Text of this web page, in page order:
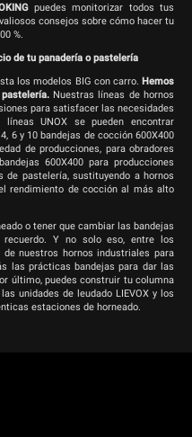
puedes monitorizar todos tus
consejos sobre cómo hacer tu
%.
de tu panadería o pastelería
los modelos BIG con carro. Hemos
Nuestras líneas de hornos
para satisfacer las necesidades
UNOX se pueden encontrar
6 y 10 bandejas de cocción 600X400
de producciones, para obradores
600X400 para producciones
de pastelería, sustituyendo a hornos
rendimiento de cocción al más alto
o tener que cambiar las bandejas
Y no solo eso, entre los
nuestros hornos industriales para
las prácticas bandejas para dar las
último, puedes construir tu columna
unidades de leudado LIEVOX y los
estaciones de horneado.